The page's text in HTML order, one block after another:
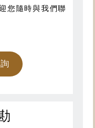
您隨時與我們聯